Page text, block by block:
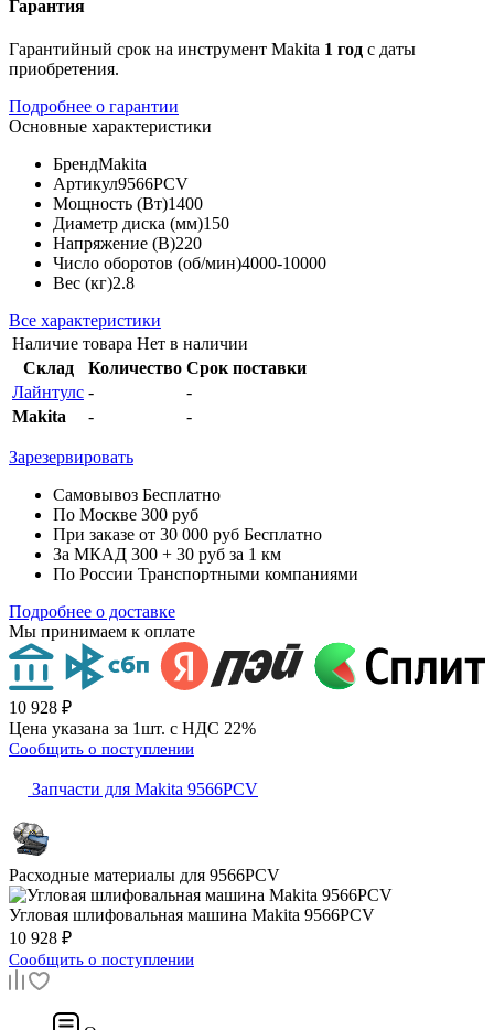
Гарантия
Гарантийный срок на инструмент Makita 1 год с даты
приобретения.
Подробнее о гарантии
Основные характеристики
БрендMakita
Артикул9566PCV
Мощность (Вт)1400
Диаметр диска (мм)150
Напряжение (В)220
Число оборотов (об/мин)4000-10000
Вес (кг)2.8
Все характеристики
Наличие товара Нет в наличии
Склад
Количество Срок поставки
Лайнтулс -
-
Makita
- -
Зарезервировать
Самовывоз Бесплатно
По Москве 300 руб
При заказе от 30 000 руб Бесплатно
За МКАД 300 + 30 руб за 1 км
По России Транспортными компаниями
Подробнее о доставке
Мы принимаем к оплате
10 928 ₽
Цена указана за 1шт. с НДС 22%
Сообщить о поступлении
Запчасти для Makita 9566PCV
Расходные материалы для 9566PCV
Угловая шлифовальная машина Makita 9566PCV
10 928 ₽
Сообщить о поступлении